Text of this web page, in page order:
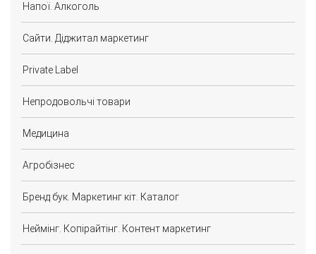
Напої. Алкоголь
Сайти. Діджитал маркетинг
Private Label
Непродовольчі товари
Медицина
Агробізнес
Бренд бук. Маркетинг кіт. Каталог
Неймінг. Копірайтінг. Контент маркетинг